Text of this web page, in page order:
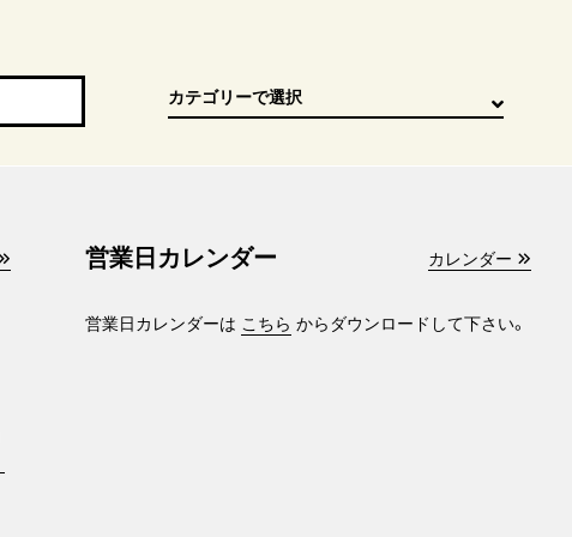
営業日カレンダー カレンダー
営業日カレンダーは こちら からダウンロードして下さい。